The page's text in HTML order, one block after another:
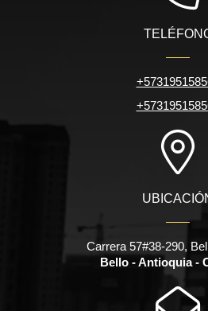
Carrera 57#38-290,
Bello - Antioquia -